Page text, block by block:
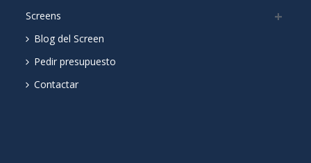
Screens
Blog del Screen
Pedir presupuesto
Contactar